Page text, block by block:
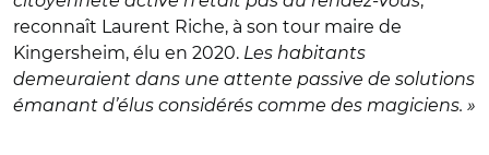
reconnaît Laurent Riche, à son tour maire de
Kingersheim, élu en 2020. Les habitants
demeuraient dans une attente passive de solutions
émanant d’élus considérés comme des magiciens. »